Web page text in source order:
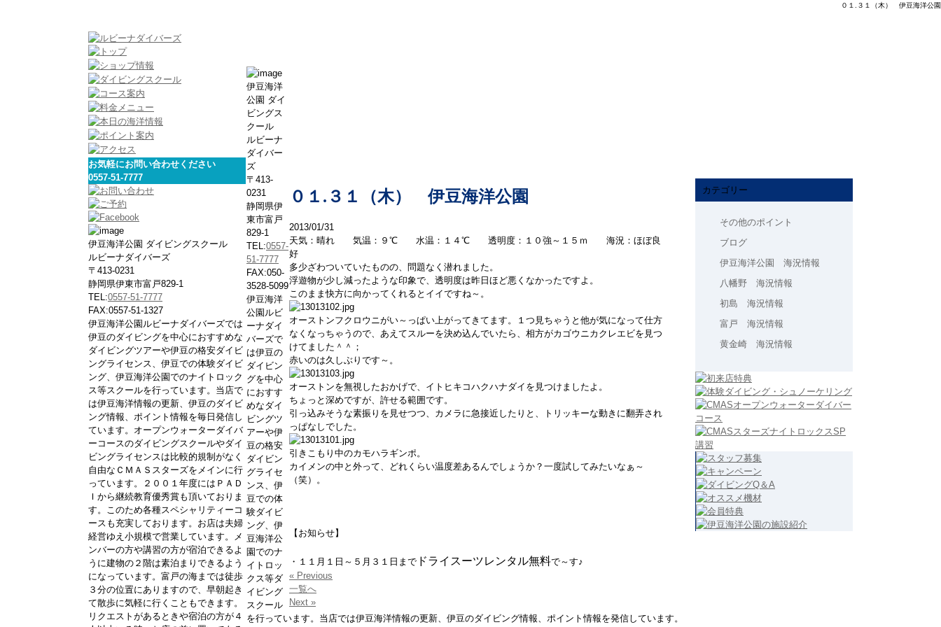
０１.３１（木） 伊豆海洋公園
お気軽にお問い合わせください
0557-51-7777
伊豆海洋公園 ダイビングスクール
ルビーナダイバーズ
〒413-0231
静岡県伊東市富戸829-1
TEL:0557-51-7777
FAX:0557-51-1327
伊豆海洋公園ルビーナダイバーズでは
伊豆のダイビングを中心におすすめな
ダイビングツアーや伊豆の格安ダイビ
ングライセンス、伊豆での体験ダイビ
ング、伊豆海洋公園でのナイトロック
ス等スクールを行っています。当店で
は伊豆海洋情報の更新、伊豆のダイビ
ング情報、ポイント情報を毎日発信し
ています。オープンウォーターダイバ
ーコースのダイビングスクールやダイ
ビングライセンスは比較的規制がなく
自由なＣＭＡＳスターズをメインに行
っています。２００１年度にはＰＡＤ
Ｉから継続教育優秀賞も頂いておりま
す。このため各種スペシャリティーコ
ースも充実しております。お店は夫婦
経営ゆえ小規模で営業しています。メ
ンバーの方や講習の方が宿泊できるよ
うに建物の２階は素泊まりできるよう
になっています。富戸の海までは徒歩
３分の位置にありますので、早朝起き
て散歩に気軽に行くこともできます。
リクエストがあるときや宿泊の方が４
０１.３１（木） 伊豆海洋公園
2013/01/31
天気：晴れ 気温：９℃ 水温：１４℃ 透明度：１０強～１５ｍ 海況：ほぼ良
好
多少ざわついていたものの、問題なく潜れました。
浮遊物が少し減ったような印象で、透明度は昨日ほど悪くなかったですよ。
このまま快方に向かってくれるとイイですね～。
オーストンフクロウニがい～っぱい上がってきてます。１つ見ちゃうと他が気になって仕方
なくなっちゃうので、あえてスルーを決め込んでいたら、相方がカゴウニカクレエビを見つ
けてました＾＾；
赤いのは久しぶりです～。
オーストンを無視したおかげで、イトヒキコハクハナダイを見つけましたよ。
ちょっと深めですが、許せる範囲です。
引っ込みそうな素振りを見せつつ、カメラに急接近したりと、トリッキーな動きに翻弄され
っぱなしでした。
引きこもり中のカモハラギンポ。
カイメンの中と外って、どれくらい温度差あるんでしょうか？一度試してみたいなぁ～
（笑）。
【お知らせ】
・ １１月１日～５月３１日 まで ドライスーツレンタル無料で～す♪
« Previous
一覧へ
Next »
カテゴリー
その他のポイント
ブログ
伊豆海洋公園 海況情報
八幡野 海況情報
初島 海況情報
富戸 海況情報
黄金崎 海況情報
伊豆海洋
公園 ダイ
ビングス
クール
ルビーナ
ダイバー
ズ
〒413-
0231
静岡県伊
東市富戸
829-1
TEL:0557-
51-7777
FAX:050-
3528-5099
伊豆海洋
公園ルビ
ーナダイ
バーズで
は伊豆の
ダイビン
グを中心
におすす
めなダイ
ビングツ
アーや伊
豆の格安
ダイビン
グライセ
ンス、伊
豆での体
験ダイビ
ング、伊
豆海洋公
園でのナ
イトロッ
クス等ダ
イビング
スクール
を行っています。当店では伊豆海洋情報の更新、伊豆のダイビング情報、ポイント情報を発信しています。